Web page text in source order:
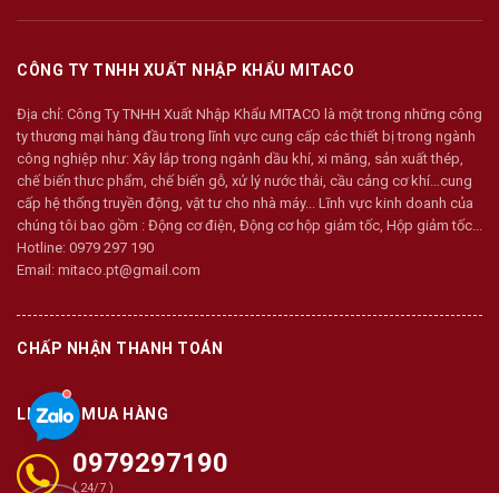
CÔNG TY TNHH XUẤT NHẬP KHẨU MITACO
Địa chỉ: Công Ty TNHH Xuất Nhập Khẩu MITACO là một trong những công
ty thương mại hàng đầu trong lĩnh vực cung cấp các thiết bị trong ngành
công nghiệp như: Xây lắp trong ngành dầu khí, xi măng, sản xuất thép,
chế biến thưc phẩm, chế biến gỗ, xử lý nước thải, cầu cảng cơ khí…cung
cấp hệ thống truyền động, vật tư cho nhà máy... Lĩnh vực kinh doanh của
chúng tôi bao gồm : Động cơ điện, Động cơ hộp giảm tốc, Hộp giảm tốc...
Hotline: 0979 297 190
Email: mitaco.pt@gmail.com
CHẤP NHẬN THANH TOÁN
LIÊN HỆ MUA HÀNG
0979297190
( 24/7 )